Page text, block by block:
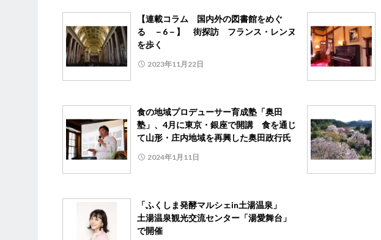
【連載コラム 国内外の図書館をめぐ
る －6－】 街探訪 フランス・レンヌ
を歩く
2023年11月22日
食の地域プロデューサー育成塾「奥田
塾」、4月に東京・銀座で開講 食を通じ
て山形・庄内地域を再興した奥田政行氏
2024年1月11日
「ふくしま発酵マルシェin土湯温泉」
土湯温泉観光交流センター「湯愛舞台」
で開催